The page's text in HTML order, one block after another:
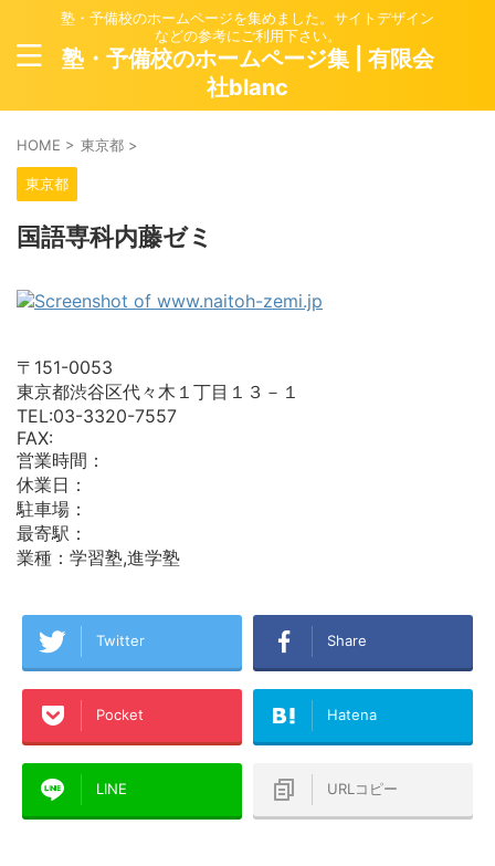
塾・予備校のホームページを集めました。サイトデザイン
などの参考にご利用下さい。
塾・予備校のホームページ集 | 有限会
社blanc
HOME > 東京都 >
東京都
国語専科内藤ゼミ
〒151-0053
東京都渋谷区代々木１丁目１３－１
TEL:03-3320-7557
FAX:
営業時間：
休業日：
駐車場：
最寄駅：
業種：学習塾,進学塾
Twitter Share
Pocket Hatena
LINE URLコピー